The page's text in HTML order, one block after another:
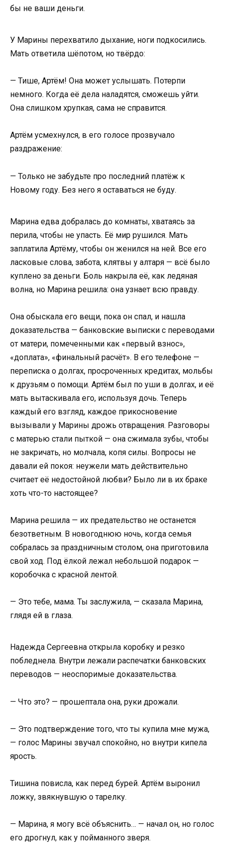
бы не ваши деньги.
У Марины перехватило дыхание, ноги подкосились.
Мать ответила шёпотом, но твёрдо:
— Тише, Артём! Она может услышать. Потерпи
немного. Когда её дела наладятся, сможешь уйти.
Она слишком хрупкая, сама не справится.
Артём усмехнулся, в его голосе прозвучало
раздражение:
— Только не забудьте про последний платёж к
Новому году. Без него я оставаться не буду.
Марина едва добралась до комнаты, хватаясь за
перила, чтобы не упасть. Её мир рушился. Мать
заплатила Артёму, чтобы он женился на ней. Все его
ласковые слова, забота, клятвы у алтаря — всё было
куплено за деньги. Боль накрыла её, как ледяная
волна, но Марина решила: она узнает всю правду.
Она обыскала его вещи, пока он спал, и нашла
доказательства — банковские выписки с переводами
от матери, помеченными как «первый взнос»,
«доплата», «финальный расчёт». В его телефоне —
переписка о долгах, просроченных кредитах, мольбы
к друзьям о помощи. Артём был по уши в долгах, и её
мать вытаскивала его, используя дочь. Теперь
каждый его взгляд, каждое прикосновение
вызывали у Марины дрожь отвращения. Разговоры
с матерью стали пыткой — она сжимала зубы, чтобы
не закричать, но молчала, копя силы. Вопросы не
давали ей покоя: неужели мать действительно
считает её недостойной любви? Было ли в их браке
хоть что-то настоящее?
Марина решила — их предательство не останется
безответным. В новогоднюю ночь, когда семья
собралась за праздничным столом, она приготовила
свой ход. Под ёлкой лежал небольшой подарок —
коробочка с красной лентой.
— Это тебе, мама. Ты заслужила, — сказала Марина,
глядя ей в глаза.
Надежда Сергеевна открыла коробку и резко
побледнела. Внутри лежали распечатки банковских
переводов — неоспоримые доказательства.
— Что это? — прошептала она, руки дрожали.
— Это подтверждение того, что ты купила мне мужа,
— голос Марины звучал спокойно, но внутри кипела
ярость.
Тишина повисла, как перед бурей. Артём выронил
ложку, звякнувшую о тарелку.
— Марина, я могу всё объяснить… — начал он, но голос
его дрогнул, как у пойманного зверя.